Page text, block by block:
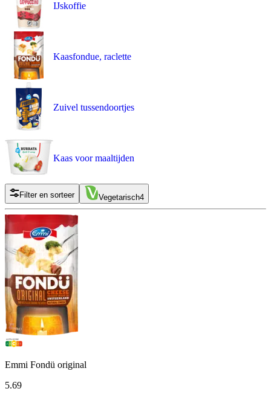
IJskoffie
Kaasfondue, raclette
Zuivel tussendoortjes
Kaas voor maaltijden
Filter en sorteer Vegetarisch4
Emmi Fondü original
5.69